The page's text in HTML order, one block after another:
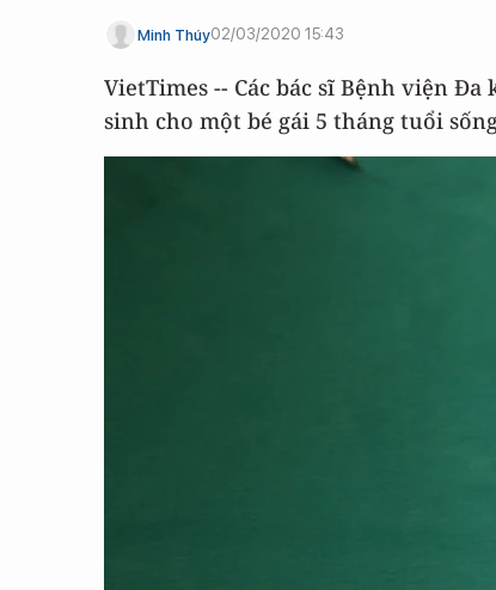
Minh Thúy02/03/2020 15:43
VietTimes -- Các bác sĩ Bệnh viện
sinh cho một bé gái 5 tháng tuổi